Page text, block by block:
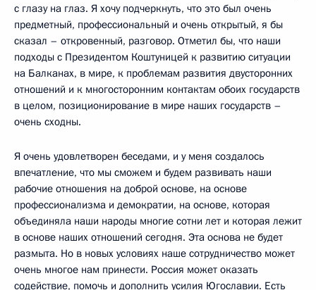
с глазу на глаз. Я хочу подчеркнуть, что это был очень
предметный, профессиональный и очень открытый, я бы
сказал – откровенный, разговор. Отметил бы, что наши
подходы с Президентом Коштуницей к развитию ситуации
на Балканах, в мире, к проблемам развития двусторонних
отношений и к многосторонним контактам обоих государств
в целом, позиционирование в мире наших государств –
очень сходны.
Я очень удовлетворен беседами, и у меня создалось
впечатление, что мы сможем и будем развивать наши
рабочие отношения на доброй основе, на основе
профессионализма и демократии, на основе, которая
объединяла наши народы многие сотни лет и которая лежит
в основе наших отношений сегодня. Эта основа не будет
размыта. Но в новых условиях наше сотрудничество может
очень многое нам принести. Россия может оказать
содействие, помочь и дополнить усилия Югославии. Есть